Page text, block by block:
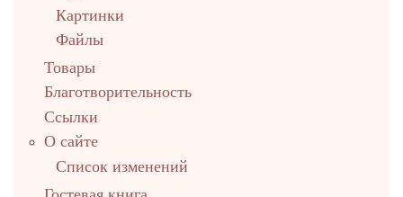
Картинки
Файлы
Товары
Благотворительность
Ссылки
О сайте
Список изменений